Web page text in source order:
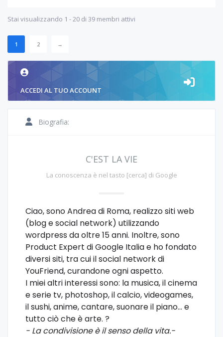
Stai visualizzando 1 - 20 di 39 membri attivi
1 2 →
ACCEDI AL TUO ACCOUNT
Biografia:
C'EST LA VIE
La conoscenza è nel tasto [cerca] di Google
Ciao, sono Andrea di Roma, realizzo siti web
(blog e social network) utilizzando
wordpress da oltre 15 anni. Inoltre, sono
Product Expert di Google Italia e ho fondato
diversi siti, tra cui il social network di
YouFriend, curandone ogni aspetto.
I miei altri interessi sono: la musica, il cinema
e serie tv, photoshop, il calcio, videogames,
il sushi, anime, cantare, suonare il piano... e
tutto ciò che è arte. ?
- La condivisione è il senso della vita.-